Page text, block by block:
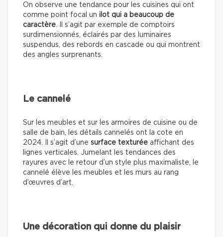
On observe une tendance pour les cuisines qui ont
comme point focal un ilot qui a beaucoup de
caractère . Il s’agit par exemple de comptoirs
surdimensionnés, éclairés par des luminaires
suspendus, des rebords en cascade ou qui montrent
des angles surprenants.
Le cannelé
Sur les meubles et sur les armoires de cuisine ou de
salle de bain, les détails cannelés ont la cote en
2024. Il s’agit d’une surface texturée affichant des
lignes verticales. Jumelant les tendances des
rayures avec le retour d’un style plus maximaliste, le
cannelé élève les meubles et les murs au rang
d’œuvres d’art.
Une décoration qui donne du plaisir